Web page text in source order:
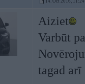
14. Oct 2016, 11:24
Aiziet
Varbūt
tagad